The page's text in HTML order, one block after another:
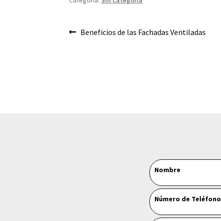
Navegación
Anterior:
Beneficios de las Fachadas Ventiladas
Leave
this
field
blank
Nombre
Número de Teléfono